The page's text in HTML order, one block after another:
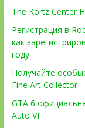
The Kortz Center
Регистрация в
как
году
Получайте
Fine Art Collector
GTA 6
Auto VI